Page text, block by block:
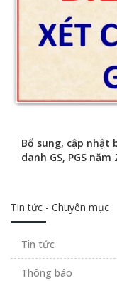
Bổ sung, cập nhật
danh GS, PGS năm
Tin tức - Chuyên mục
Tin tức
Thông báo